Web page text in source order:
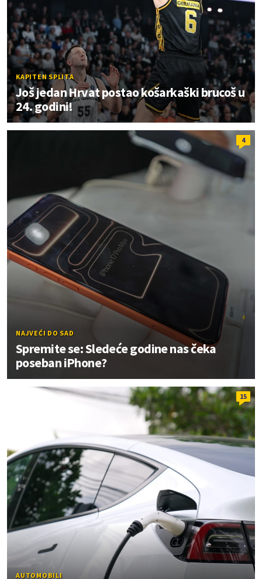
KAPITEN SPLITA
Još jedan Hrvat postao košarkaški brucoš u
24. godini!
4
NAJVEĆI DO SAD
Spremite se: Sledeće godine nas čeka
poseban iPhone?
15
AUTOMOBILI